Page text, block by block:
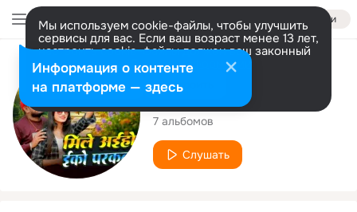
Войти
Мы используем cookie-файлы, чтобы улучшить
сервисы для вас. Если ваш возраст менее 13 лет,
настроить cookie-файлы должен ваш законный
представитель. Больше информации
Разрешить все Настроить
Исполнитель
Manish Nigam
7 альбомов
Слушать
Информация о контенте
на платформе — здесь